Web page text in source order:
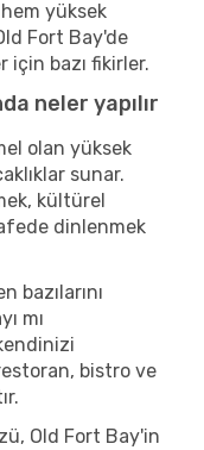
yüksek
Fort Bay'de
için bazı fikirler.
neler yapılır
olan yüksek
sunar.
kültürel
dinlenmek
bazılarını
mı
bistro ve
Old Fort Bay'in